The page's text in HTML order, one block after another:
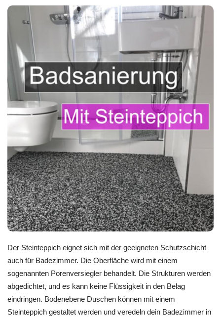
Der Steinteppich eignet sich mit der geeigneten Schutzschicht
auch für Badezimmer. Die Oberfläche wird mit einem
sogenannten Porenversiegler behandelt. Die Strukturen werden
abgedichtet, und es kann keine Flüssigkeit in den Belag
eindringen. Bodenebene Duschen können mit einem
Steinteppich gestaltet werden und veredeln dein Badezimmer in